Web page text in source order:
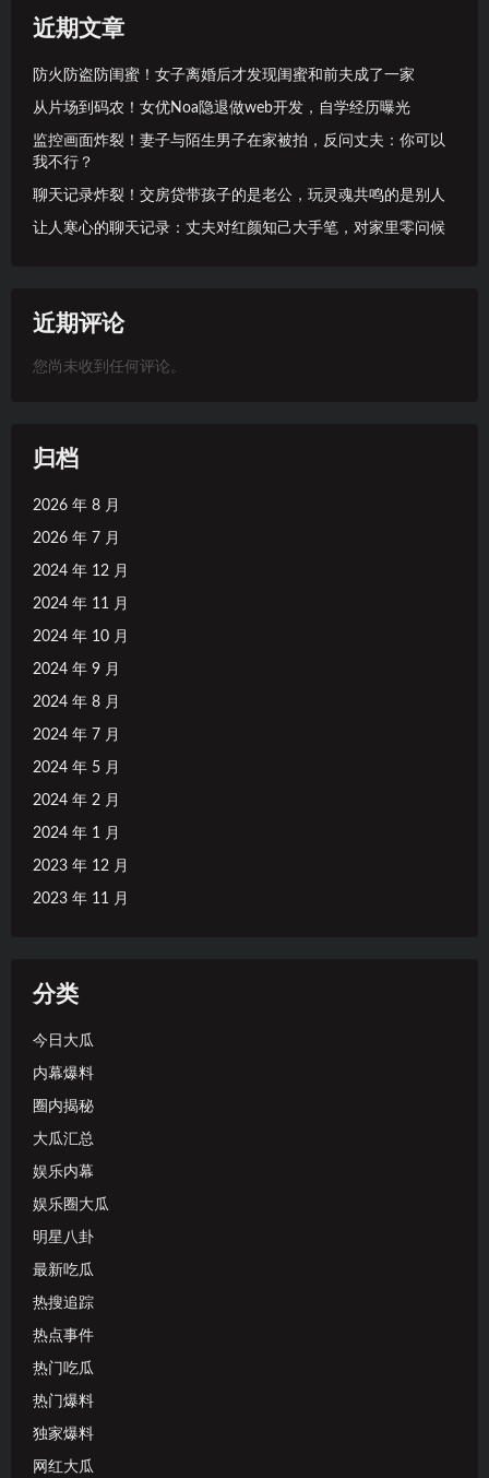
近期文章
防火防盗防闺蜜！女子离婚后才发现闺蜜和前夫成了一家
从片场到码农！女优Noa隐退做web开发，自学经历曝光
监控画面炸裂！妻子与陌生男子在家被拍，反问丈夫：你可以
我不行？
聊天记录炸裂！交房贷带孩子的是老公，玩灵魂共鸣的是别人
让人寒心的聊天记录：丈夫对红颜知己大手笔，对家里零问候
近期评论
您尚未收到任何评论。
归档
2026 年 8 月
2026 年 7 月
2024 年 12 月
2024 年 11 月
2024 年 10 月
2024 年 9 月
2024 年 8 月
2024 年 7 月
2024 年 5 月
2024 年 2 月
2024 年 1 月
2023 年 12 月
2023 年 11 月
分类
今日大瓜
内幕爆料
圈内揭秘
大瓜汇总
娱乐内幕
娱乐圈大瓜
明星八卦
最新吃瓜
热搜追踪
热点事件
热门吃瓜
热门爆料
独家爆料
网红大瓜